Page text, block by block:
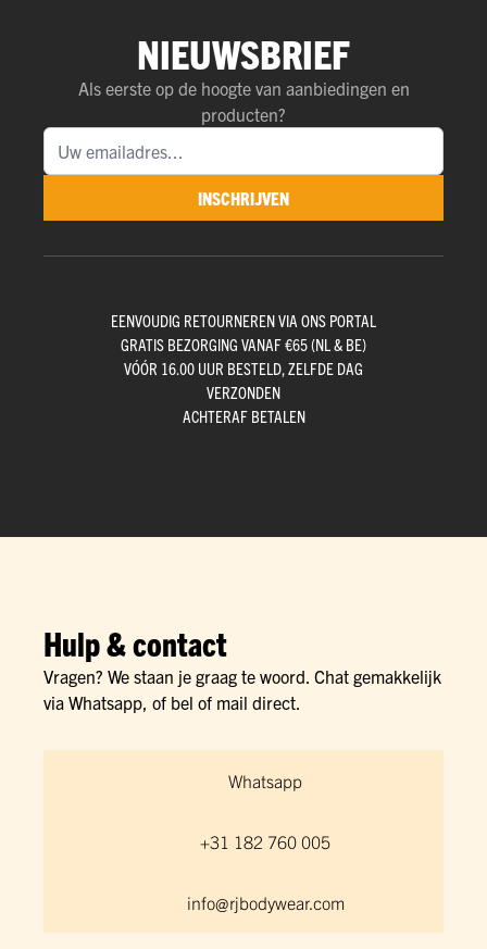
NIEUWSBRIEF
Als eerste op de hoogte van aanbiedingen en
producten?
INSCHRIJVEN
EENVOUDIG RETOURNEREN VIA ONS PORTAL
GRATIS BEZORGING VANAF €65 (NL & BE)
VÓÓR 16.00 UUR BESTELD, ZELFDE DAG
VERZONDEN
ACHTERAF BETALEN
Hulp & contact
Vragen? We staan je graag te woord. Chat gemakkelijk
via Whatsapp, of bel of mail direct.
Whatsapp
+31 182 760 005
info@rjbodywear.com